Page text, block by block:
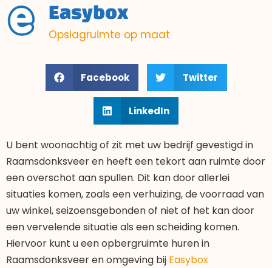
Easybox
Opslagruimte op maat
Facebook Twitter
LinkedIn
U bent woonachtig of zit met uw bedrijf gevestigd in
Raamsdonksveer en heeft een tekort aan ruimte door
een overschot aan spullen. Dit kan door allerlei
situaties komen, zoals een verhuizing, de voorraad van
uw winkel, seizoensgebonden of niet of het kan door
een vervelende situatie als een scheiding komen.
Hiervoor kunt u een opbergruimte huren in
Raamsdonksveer en omgeving bij Easybox